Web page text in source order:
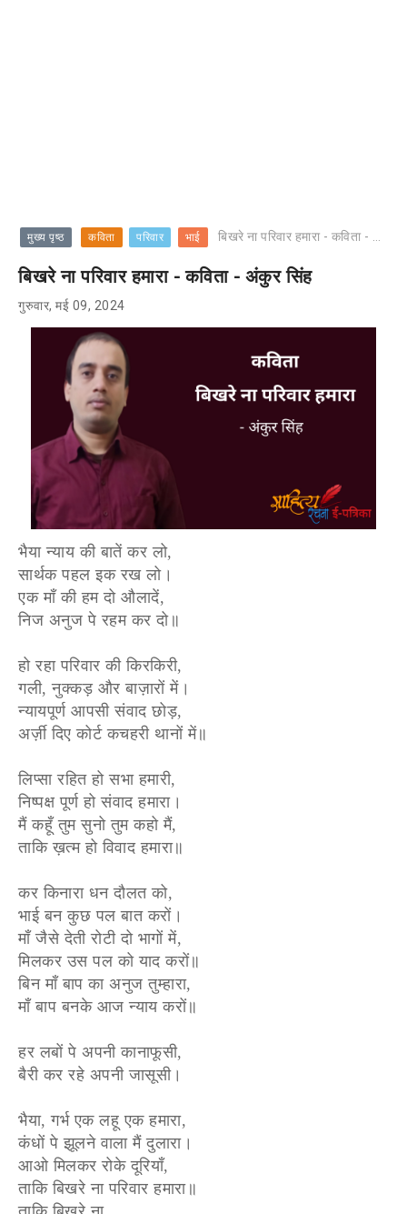
मुख्य पृष्ठ कविता परिवार भाई बिखरे ना परिवार हमारा - कविता - अंकुर सिंह
बिखरे ना परिवार हमारा - कविता - अंकुर सिंह
गुरुवार, मई 09, 2024
भैया न्याय की बातें कर लो,
सार्थक पहल इक रख लो।
एक माँ की हम दो औलादें,
निज अनुज पे रहम कर दो॥
हो रहा परिवार की किरकिरी,
गली, नुक्कड़ और बाज़ारों में।
न्यायपूर्ण आपसी संवाद छोड़,
अर्ज़ी दिए कोर्ट कचहरी थानों में॥
लिप्सा रहित हो सभा हमारी,
निष्पक्ष पूर्ण हो संवाद हमारा।
मैं कहूँ तुम सुनो तुम कहो मैं,
ताकि ख़त्म हो विवाद हमारा॥
कर किनारा धन दौलत को,
भाई बन कुछ पल बात करों।
माँ जैसे देती रोटी दो भागों में,
मिलकर उस पल को याद करों॥
बिन माँ बाप का अनुज तुम्हारा,
माँ बाप बनके आज न्याय करों॥
हर लबों पे अपनी कानाफूसी,
बैरी कर रहे अपनी जासूसी।
भैया, गर्भ एक लहू एक हमारा,
कंधों पे झूलने वाला मैं दुलारा।
आओ मिलकर रोके दूरियाँ,
ताकि बिखरे ना परिवार हमारा॥